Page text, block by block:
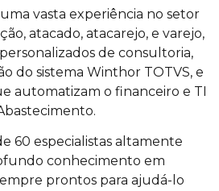
vasta experiência no setor
atacado, atacarejo, e varejo,
de consultoria,
do sistema Winthor TOTVS, e
automatizam o financeiro e TI
60 especialistas altamente
conhecimento em
prontos para ajudá-lo